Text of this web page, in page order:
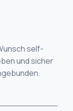
self-
und sicher